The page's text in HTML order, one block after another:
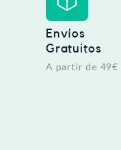
Envíos
Gratuitos
A partir de 49€